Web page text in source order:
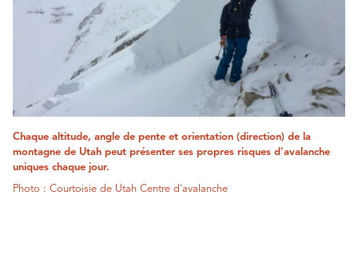
Chaque altitude, angle de pente et orientation (direction) de la
montagne de Utah peut présenter ses propres risques d'avalanche
uniques chaque jour.
Photo : Courtoisie de Utah Centre d'avalanche